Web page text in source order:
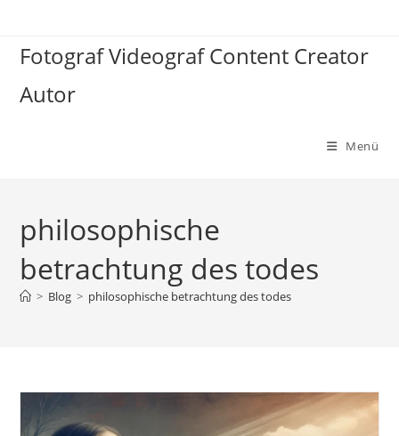
springen
Fotograf Videograf Content Creator
Autor
Menü
philosophische
betrachtung des todes
> Blog > philosophische betrachtung des todes